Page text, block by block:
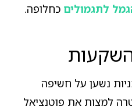
לתגמולים כחלופה.
נשען על חשיפה
למצות את פוטנציאל